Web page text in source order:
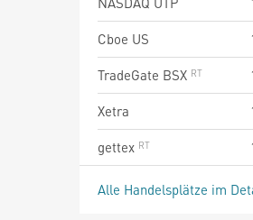
Cboe US
TradeGate BSX
Xetra
gettex
Alle Handelsplätze im